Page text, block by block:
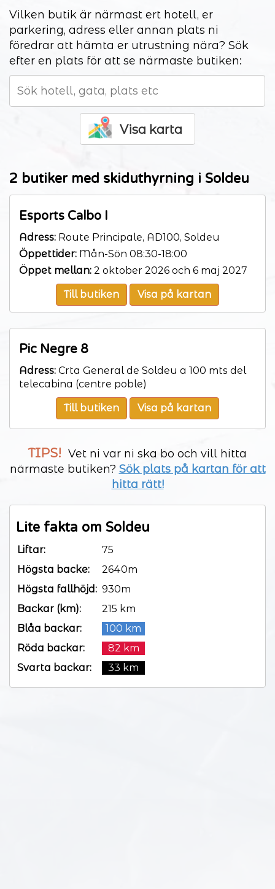
Vilken butik är närmast ert hotell, er
parkering, adress eller annan plats ni
föredrar att hämta er utrustning nära? Sök
efter en plats för att se närmaste butiken:
Visa karta
2 butiker med skiduthyrning i Soldeu
Esports Calbo I
Adress: Route Principale, AD100, Soldeu
Öppettider: Mån-Sön 08:30-18:00
Öppet mellan: 2 oktober 2026 och 6 maj 2027
Till butiken Visa på kartan
Pic Negre 8
Adress: Crta General de Soldeu a 100 mts del
telecabina (centre poble)
Till butiken Visa på kartan
TIPS! Vet ni var ni ska bo och vill hitta
närmaste butiken? Sök plats på kartan för att
hitta rätt!
Lite fakta om Soldeu
Liftar:
75
Högsta backe:
2640m
Högsta fallhöjd: 930m
Backar (km):
215 km
Blåa backar:
100 km
Röda backar:
82 km
Svarta backar:
33 km